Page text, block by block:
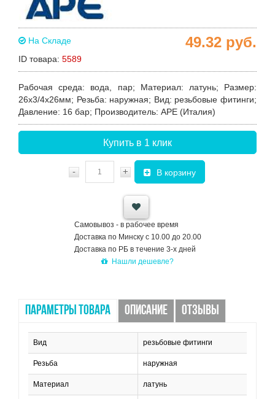
На Складе
ID товара: 5589
49.32 руб.
Рабочая среда: вода, пар; Материал: латунь; Размер:
26х3/4х26мм; Резьба: наружная; Вид: резьбовые фитинги;
Давление: 16 бар; Производитель: APE (Италия)
Купить в 1 клик
- + В корзину
Самовывоз - в рабочее время
Доставка по Минску с 10.00 до 20.00
Доставка по РБ в течение 3-х дней
Нашли дешевле?
ПАРАМЕТРЫ ТОВАРА ОПИСАНИЕ ОТЗЫВЫ
Вид резьбовые фитинги
Резьба наружная
Материал латунь